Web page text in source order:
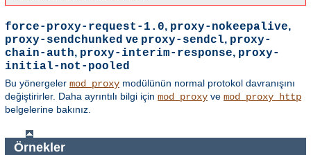
force-proxy-request-1.0, proxy-nokeepalive,
proxy-sendchunked ve proxy-sendcl, proxy-
chain-auth, proxy-interim-response, proxy-
initial-not-pooled
Bu yönergeler mod_proxy modülünün normal protokol davranışını
değiştirirler. Daha ayrıntılı bilgi için mod_proxy ve mod_proxy_http
belgelerine bakınız.
Örnekler